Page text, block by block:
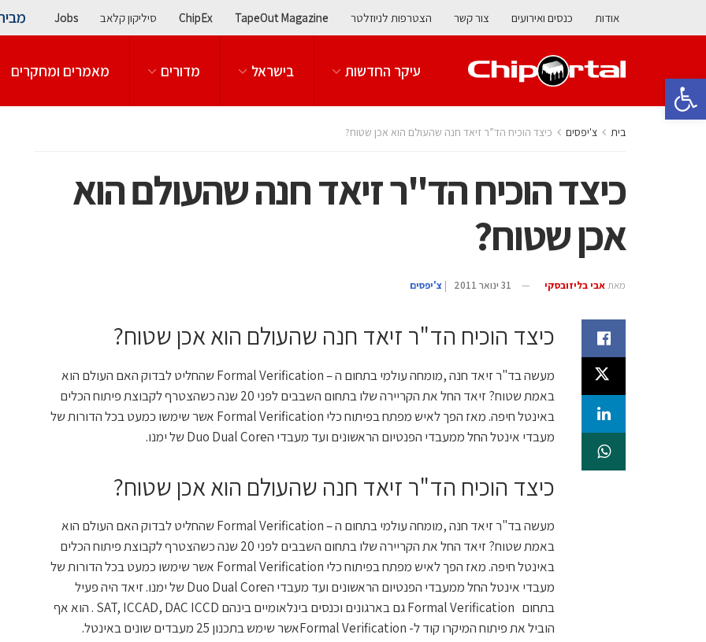
פתח סרגל נגישות
אודות כנסים ואירועים צור קשר הצטרפות לניוזלטר TapeOut Magazine
ChipEx סיליקון קלאב Jobs
עיקר החדשות בישראל מדורים מאמרים ומחקרים
בית צ'יפסים כיצד הוכיח הד”ר זיאד חנה שהעולם הוא אכן שטוח?
כיצד הוכיח הד"ר זיאד חנה שהעולם הוא
אכן שטוח?
מאת אבי בליזובסקי 31 ינואר 2011 | צ'יפסים
כיצד הוכיח הד"ר זיאד חנה שהעולם הוא אכן שטוח?
מעשה בד"ר זיאד חנה ,מומחה עולמי בתחום ה – Formal Verification שהחליט לבדוק האם העולם הוא
באמת שטוח? זיאד החל את הקריירה שלו בתחום השבבים לפני 20 שנה כשהצטרף לקבוצת פיתוח הכלים
באינטל חיפה. מאז הפך לאיש מפתח בפיתוח כלי Formal Verification אשר שימשו כמעט בכל הדורות של
מעבדי אינטל החל ממעבדי הפנטיום הראשונים ועד מעבדי הDuo Dual Core של ימנו.
כיצד הוכיח הד"ר זיאד חנה שהעולם הוא אכן שטוח?
מעשה בד"ר זיאד חנה ,מומחה עולמי בתחום ה – Formal Verification שהחליט לבדוק האם העולם הוא
באמת שטוח? זיאד החל את הקריירה שלו בתחום השבבים לפני 20 שנה כשהצטרף לקבוצת פיתוח הכלים
באינטל חיפה. מאז הפך לאיש מפתח בפיתוח כלי Formal Verification אשר שימשו כמעט בכל הדורות של
מעבדי אינטל החל ממעבדי הפנטיום הראשונים ועד מעבדי הDuo Dual Core של ימנו. זיאד היה פעיל
בתחום Formal Verification גם בארגונים וכנסים בינלאומיים בינהם SAT, ICCAD, DAC ICCD . הוא אף
הוביל את פיתוח המיקרו קוד ל- Formal Verificationאשר שימש בתכנון 25 מעבדים שונים באינטל.